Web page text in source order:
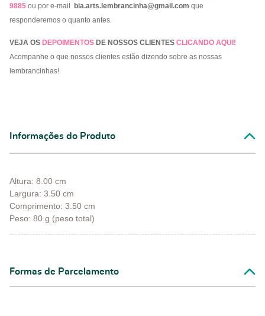
9885 ou por e-mail bia.arts.lembrancinha@gmail.com que
responderemos o quanto antes.
VEJA OS DEPOIMENTOS DE NOSSOS CLIENTES CLICANDO AQUI!
Acompanhe o que nossos clientes estão dizendo sobre as nossas
lembrancinhas!
Informações do Produto
Altura: 8.00 cm
Largura: 3.50 cm
Comprimento: 3.50 cm
Peso: 80 g (peso total)
Formas de Parcelamento